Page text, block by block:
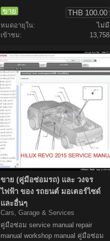
ขาย THB 100.00
หมดอายุใน:
ไม่มี
เข้าชม:
13,758
ขาย (คู่มือซ่อมรถ) และ วงจร
ไฟฟ้า ของ รถยนต์ มอเตอร์ไซด์
และอื่นๆ
Cars, Garage & Services
คู่มือซ่อม service manual repair
manual workshop manual คู่มือซ่อม